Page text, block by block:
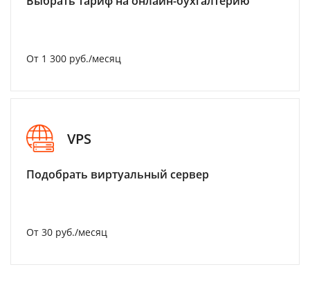
От 1 300 руб./месяц
VPS
Подобрать виртуальный сервер
От 30 руб./месяц